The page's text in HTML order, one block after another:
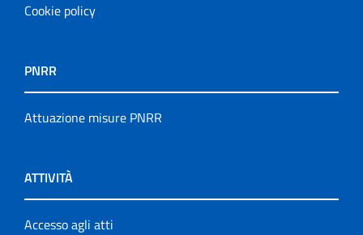
Cookie policy
PNRR
Attuazione misure PNRR
ATTIVITÀ
Accesso agli atti